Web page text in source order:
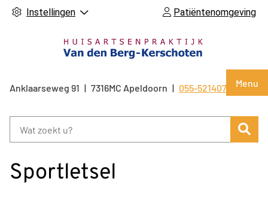
Instellingen Patiëntenomgeving
Menu
Anklaarseweg 91 7316MC Apeldoorn Tel:
055-5214071
Sportletsel